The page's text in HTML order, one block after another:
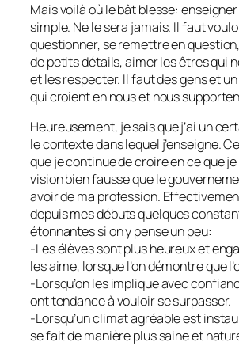
Mais voilà où le bât blesse: enseigner
simple. Ne le sera jamais. Il faut
questionner, se remettre en
de petits détails, aimer les êtres qui
et les respecter. Il faut des gens et
qui croient en nous et nous
Heureusement, je sais que j’ai un
le contexte dans lequel j’enseigne.
que je continue de croire en ce que
vision bien fausse que le
avoir de ma profession.
depuis mes débuts quelques
étonnantes si on y pense un peu:
-Les élèves sont plus heureux et
les aime, lorsque l’on démontre que
-Lorsqu’on les implique avec
ont tendance à vouloir se surpasser.
-Lorsqu’un climat agréable est
se fait de manière plus saine et